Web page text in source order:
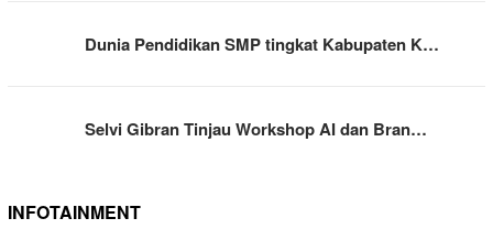
Dunia Pendidikan SMP tingkat Kabupaten K…
Selvi Gibran Tinjau Workshop AI dan Bran…
INFOTAINMENT